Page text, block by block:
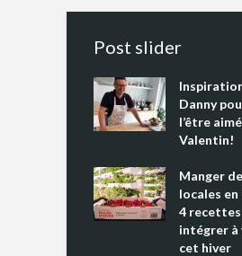
Post slider
Danny
l’être
Valentin!
Manger
locales en
4
intégrer à
cet hiver